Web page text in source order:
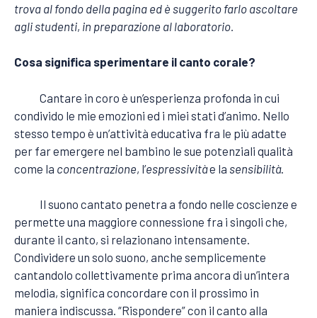
trova al fondo della pagina ed è suggerito farlo ascoltare
agli studenti, in preparazione al laboratorio.
Cosa significa sperimentare il canto corale?
Cantare in coro è un’esperienza profonda in cui
condivido le mie emozioni ed i miei stati d’animo. Nello
stesso tempo è un’attività educativa fra le più adatte
per far emergere nel bambino le sue potenziali qualità
come la concentrazione, l’espressivitàe la sensibilità.
Il suono cantato penetra a fondo nelle coscienze e
permette una maggiore connessione fra i singoli che,
durante il canto, si relazionano intensamente.
Condividere un solo suono, anche semplicemente
cantandolo collettivamente prima ancora di un’intera
melodia, significa concordare con il prossimo in
maniera indiscussa. “Rispondere” con il canto alla